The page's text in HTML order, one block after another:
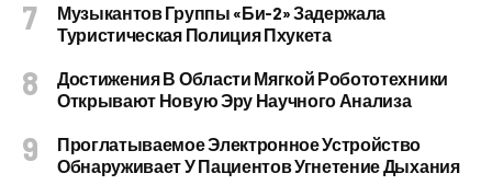
Музыкантов Группы «Би-2» Задержала
Туристическая Полиция Пхукета
Достижения В Области Мягкой Робототехники
Открывают Новую Эру Научного Анализа
Проглатываемое Электронное Устройство
Обнаруживает У Пациентов Угнетение Дыхания